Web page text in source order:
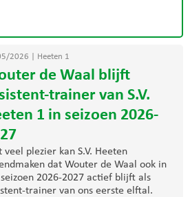
2026 Heeten 1
de Waal blijft
trainer van S.V.
1 in seizoen 2026-
veel plezier kan S.V. Heeten
dat Wouter de Waal ook in
2026-2027 actief blijft als
trainer van ons eerste elftal.